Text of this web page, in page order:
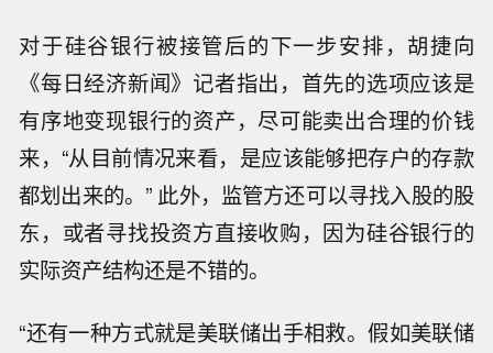
对于硅谷银行被接管后的下一步安排，胡捷向
《每日经济新闻》记者指出，首先的选项应该是
有序地变现银行的资产，尽可能卖出合理的价钱
来，“从目前情况来看，是应该能够把存户的存款
都划出来的。” 此外，监管方还可以寻找入股的股
东，或者寻找投资方直接收购，因为硅谷银行的
实际资产结构还是不错的。
“还有一种方式就是美联储出手相救。假如美联储